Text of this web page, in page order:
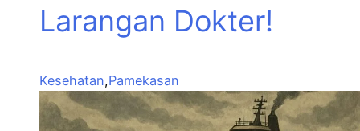
Larangan Dokter!
Kesehatan,Pamekasan